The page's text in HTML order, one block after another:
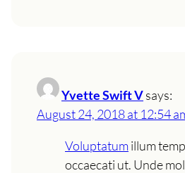
Yvette Swift Vsays:
August 24, 2018 at 12:54
Voluptatumillum
occaecati ut. Unde